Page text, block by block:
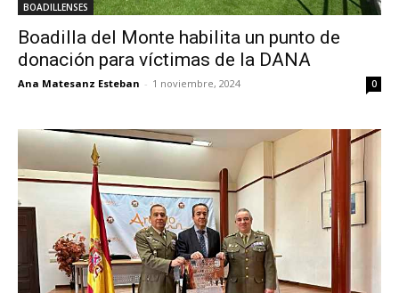
BOADILLENSES
Boadilla del Monte habilita un punto de
donación para víctimas de la DANA
Ana Matesanz Esteban - 1 noviembre, 2024 0